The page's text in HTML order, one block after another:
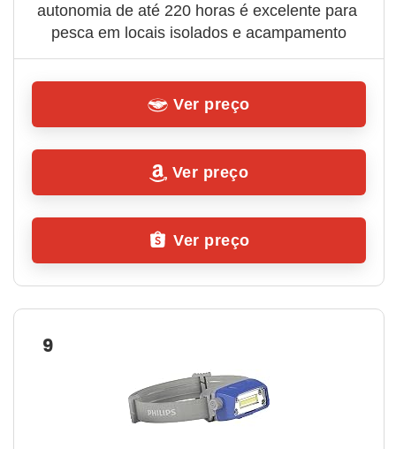
autonomia de até 220 horas é excelente para
pesca em locais isolados e acampamento
Ver preço
Ver preço
Ver preço
9